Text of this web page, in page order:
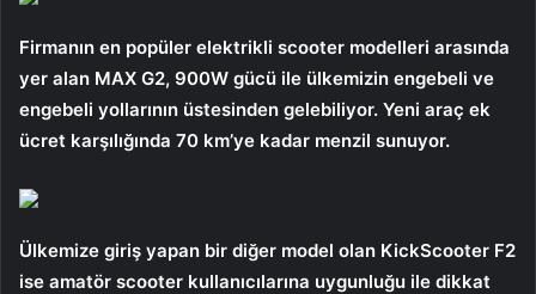
Firmanın en popüler elektrikli scooter modelleri arasında
yer alan MAX G2, 900W gücü ile ülkemizin engebeli ve
engebeli yollarının üstesinden gelebiliyor. Yeni araç ek
ücret karşılığında 70 km’ye kadar menzil sunuyor.
Ülkemize giriş yapan bir diğer model olan KickScooter F2
ise amatör scooter kullanıcılarına uygunluğu ile dikkat